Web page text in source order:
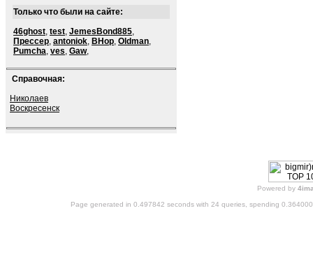
Только что были на сайте:
46ghost, test, JemesBond885,
Прессер, antoniok, BHop, Oldman,
Pumcha, ves, Gaw,
Справочная:
Николаев
Воскресенск
Powered by
Page generated in 0.497842 seconds with 24 queries, spending